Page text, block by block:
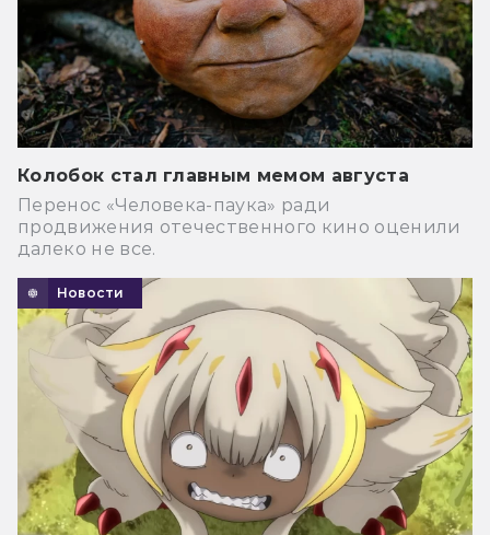
Колобок стал главным мемом августа
Перенос «Человека-паука» ради
продвижения отечественного кино оценили
далеко не все.
Новости